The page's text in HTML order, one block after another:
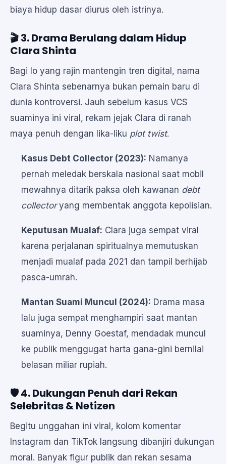
biaya hidup dasar diurus oleh istrinya.
🎬 3. Drama Berulang dalam Hidup
Clara Shinta
Bagi lo yang rajin mantengin tren digital, nama
Clara Shinta sebenarnya bukan pemain baru di
dunia kontroversi. Jauh sebelum kasus VCS
suaminya ini viral, rekam jejak Clara di ranah
maya penuh dengan lika-liku plot twist.
Kasus Debt Collector (2023): Namanya
pernah meledak berskala nasional saat mobil
mewahnya ditarik paksa oleh kawanan debt
collectoryang membentak anggota kepolisian.
Keputusan Mualaf: Clara juga sempat viral
karena perjalanan spiritualnya memutuskan
menjadi mualaf pada 2021 dan tampil berhijab
pasca-umrah.
Mantan Suami Muncul (2024): Drama masa
lalu juga sempat menghampiri saat mantan
suaminya, Denny Goestaf, mendadak muncul
ke publik menggugat harta gana-gini bernilai
belasan miliar rupiah.
🛡️ 4. Dukungan Penuh dari Rekan
Selebritas & Netizen
Begitu unggahan ini viral, kolom komentar
Instagram dan TikTok langsung dibanjiri dukungan
moral. Banyak figur publik dan rekan sesama